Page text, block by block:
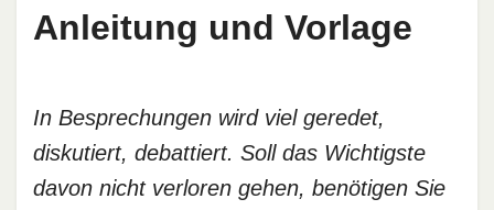
Anleitung und Vorlage
In Besprechungen wird viel geredet,
diskutiert, debattiert. Soll das Wichtigste
davon nicht verloren gehen, benötigen Sie